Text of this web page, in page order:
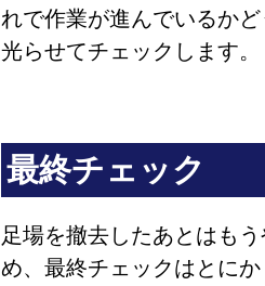
れで作業が進んでいるか
光らせてチェックします。
最終チェック
足場を撤去したあとはも
め、最終チェックはとに